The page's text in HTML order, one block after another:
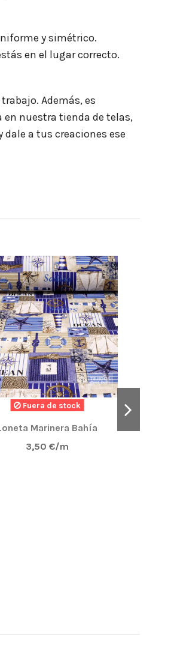
y simétrico.
en el lugar correcto.
Además, es
en nuestra tienda de telas,
a tus creaciones ese
EN EL MERCADO Y
DUDA, ADEMAS EL ENVIO
Fuera de stock
Marinera Bahía
3,50 €/m